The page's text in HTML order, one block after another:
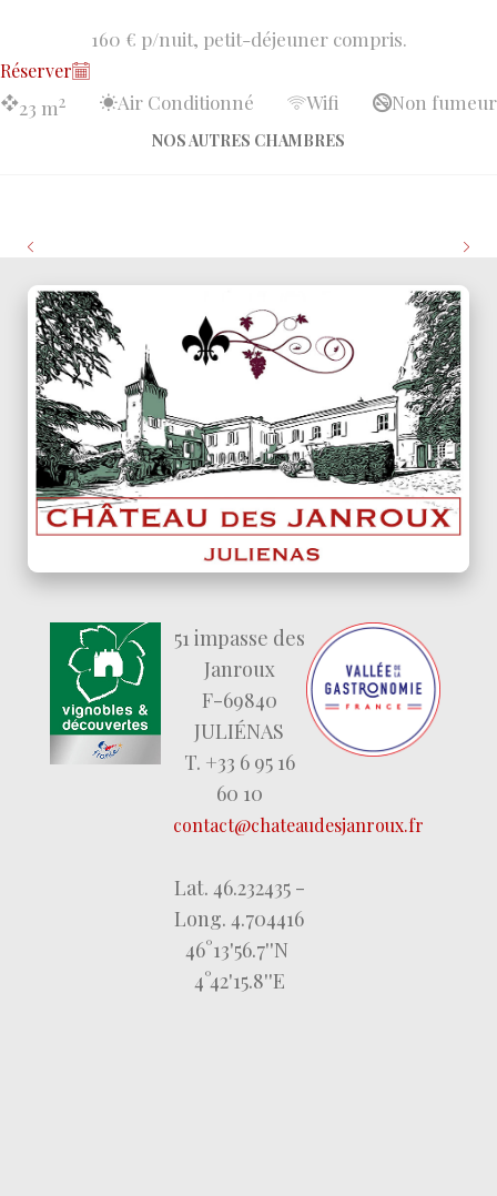
160 € p/nuit, petit-déjeuner compris.
Réserver
23 m2 Air Conditionné Wifi Non fumeur
NOS AUTRES CHAMBRES
51 impasse des
Janroux
F-69840
JULIÉNAS
T. +33 6 95 16
60 10
contact@chateaudesjanroux.fr
Lat. 46.232435 -
Long. 4.704416
46°13'56.7''N
4°42'15.8''E